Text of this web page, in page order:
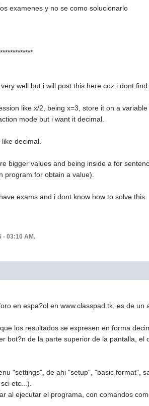
examenes y no se como solucionarlo
well but i will post this here coz i dont find
like x/2, being x=3, store it on a variable
mode but i want it decimal.
decimal.
bigger values and being inside a for
program for obtain a value).
exams and i dont know how to solve this.
- 03:10 AM.
en espa?ol en www.classpad.tk, es de
los resultados se expresen en forma
bot?n de la parte superior de la pantalla,
"settings", de ahi "setup", "basic format",
etc...).
al ejecutar el programa, con comandos